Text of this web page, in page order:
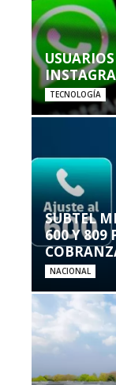
TECNOLOGÍA
SUBTEL
600 Y 809
NACIONAL